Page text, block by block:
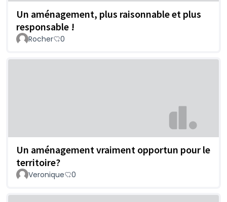
Un aménagement, plus raisonnable et plus
responsable !
Rocher 0
Un aménagement vraiment opportun pour le
territoire?
Veronique 0